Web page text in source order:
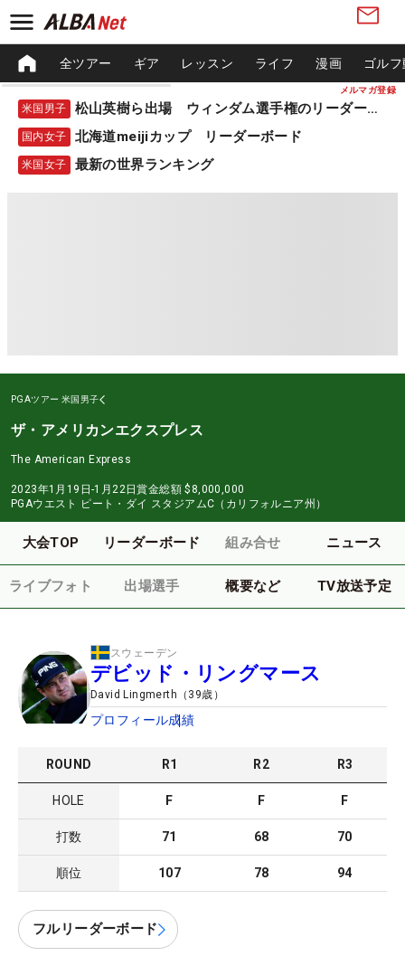
メルマガ登録
全ツアー ギア レッスン ライフ 漫画 ゴル
米国男子 松山英樹ら出場 ウィンダム選手権のリーダーボード
国内女子 北海道meijiカップ リーダーボード
米国女子 最新の世界ランキング
PGAツアー 米国男子
ザ・アメリカンエクスプレス
The American Express
2023年1月19日-1月22日賞金総額 $8,000,000
PGAウエスト ピート・ダイ スタジアムC（カリフォルニア州）
大会TOP リーダーボード 組み合せ ニュース
ライブフォト 出場選手 概要など TV放送予定
スウェーデン
デビッド・リングマース
David Lingmerth （ 39歳）
プロフィール成績
ROUND R1 R2 R3
HOLE F F F
打数 71 68 70
順位 107 78 94
フルリーダーボード